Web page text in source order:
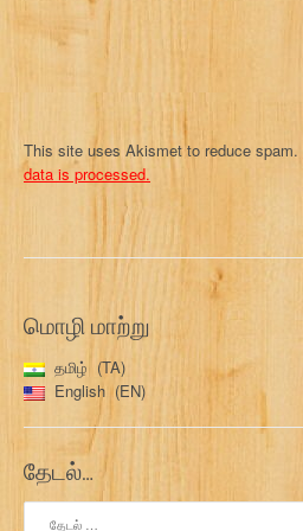
This site uses Akismet to reduce spam.
data is processed.
மொழி மாற்று
தமிழ்
TA
English
EN
தேடல்…